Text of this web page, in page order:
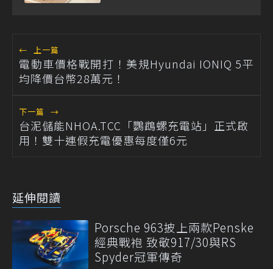
← 上一篇
電動車價格戰開打！美規Hyundai IONIQ 5平
均降價台幣28萬元！
下一篇 →
台泥儲能NHOA.TCC「鸚鵡螺充電站」正式啟
用！雙十連假充電優惠每度僅6元
延伸閱讀
Porsche 963披上兩款Penske
經典戰袍 致敬917/30與RS
Spyder冠軍傳奇